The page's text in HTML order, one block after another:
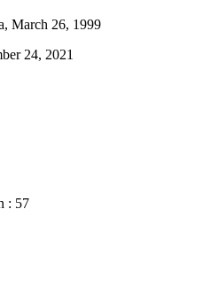
March 26, 1999
24, 2021
: 57